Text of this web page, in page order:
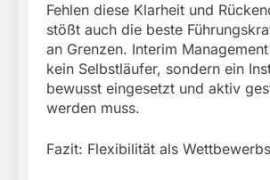
Fehlen diese Klarheit und
stößt auch die beste
an Grenzen. Interim
kein Selbstläufer, sondern ein
bewusst eingesetzt und aktiv
werden muss.
Fazit: Flexibilität als